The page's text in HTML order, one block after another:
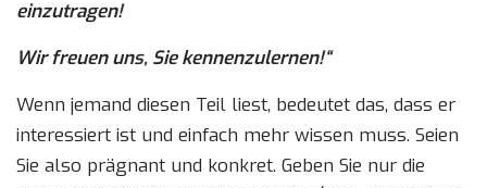
einzutragen!
Wir freuen uns, Sie kennenzulernen!“
Wenn jemand diesen Teil liest, bedeutet das, dass er
interessiert ist und einfach mehr wissen muss. Seien
Sie also prägnant und konkret. Geben Sie nur die